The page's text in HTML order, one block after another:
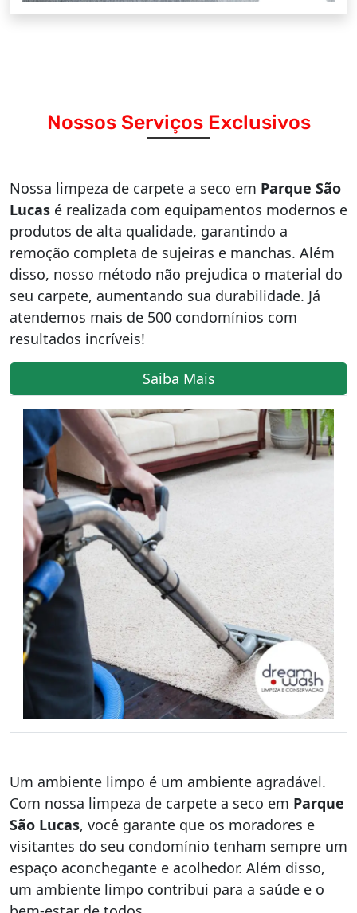
Nossos Serviços Exclusivos
Nossa limpeza de carpete a seco em Parque São
Lucas é realizada com equipamentos modernos e
produtos de alta qualidade, garantindo a
remoção completa de sujeiras e manchas. Além
disso, nosso método não prejudica o material do
seu carpete, aumentando sua durabilidade. Já
atendemos mais de 500 condomínios com
resultados incríveis!
Saiba Mais
Um ambiente limpo é um ambiente agradável.
Com nossa limpeza de carpete a seco em Parque
São Lucas, você garante que os moradores e
visitantes do seu condomínio tenham sempre um
espaço aconchegante e acolhedor. Além disso,
um ambiente limpo contribui para a saúde e o